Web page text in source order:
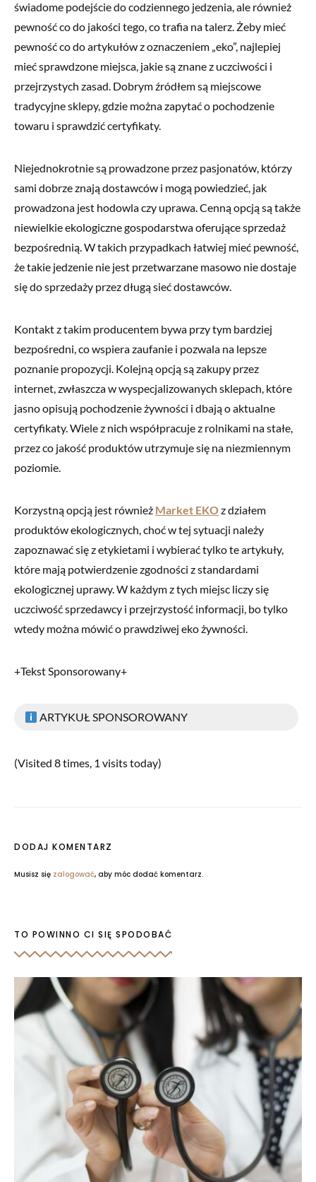
świadome podejście do codziennego jedzenia, ale również
pewność co do jakości tego, co trafia na talerz. Żeby mieć
pewność co do artykułów z oznaczeniem „eko”, najlepiej
mieć sprawdzone miejsca, jakie są znane z uczciwości i
przejrzystych zasad. Dobrym źródłem są miejscowe
tradycyjne sklepy, gdzie można zapytać o pochodzenie
towaru i sprawdzić certyfikaty.
Niejednokrotnie są prowadzone przez pasjonatów, którzy
sami dobrze znają dostawców i mogą powiedzieć, jak
prowadzona jest hodowla czy uprawa. Cenną opcją są także
niewielkie ekologiczne gospodarstwa oferujące sprzedaż
bezpośrednią. W takich przypadkach łatwiej mieć pewność,
że takie jedzenie nie jest przetwarzane masowo nie dostaje
się do sprzedaży przez długą sieć dostawców.
Kontakt z takim producentem bywa przy tym bardziej
bezpośredni, co wspiera zaufanie i pozwala na lepsze
poznanie propozycji. Kolejną opcją są zakupy przez
internet, zwłaszcza w wyspecjalizowanych sklepach, które
jasno opisują pochodzenie żywności i dbają o aktualne
certyfikaty. Wiele z nich współpracuje z rolnikami na stałe,
przez co jakość produktów utrzymuje się na niezmiennym
poziomie.
Korzystną opcją jest również Market EKOz działem
produktów ekologicznych, choć w tej sytuacji należy
zapoznawać się z etykietami i wybierać tylko te artykuły,
które mają potwierdzenie zgodności z standardami
ekologicznej uprawy. W każdym z tych miejsc liczy się
uczciwość sprzedawcy i przejrzystość informacji, bo tylko
wtedy można mówić o prawdziwej eko żywności.
+Tekst Sponsorowany+
ARTYKUŁ SPONSOROWANY
(Visited 8 times, 1 visits today)
DODAJ KOMENTARZ
Musisz się zalogować, aby móc dodać komentarz.
TO POWINNO CI SIĘ SPODOBAĆ